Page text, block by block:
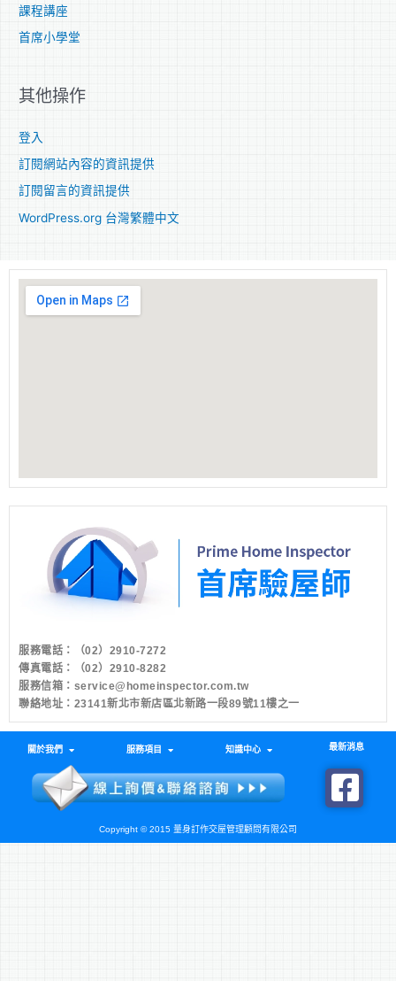
課程講座
首席小學堂
其他操作
登入
訂閱網站內容的資訊提供
訂閱留言的資訊提供
WordPress.org 台灣繁體中文
服務電話：
（02）2910-7272
傳真電話：（02）2910-8282
服務信箱： service@homeinspector.com.tw
聯絡地址：23141新北市新店區北新路一段89號11樓之一
關於我們 服務項目 知識中心 最新消息
Copyright © 2015 量身訂作交屋管理顧問有限公司